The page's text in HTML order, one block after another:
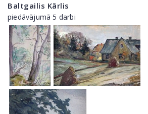
Baltgailis Kārlis
piedāvājumā 5 darbi